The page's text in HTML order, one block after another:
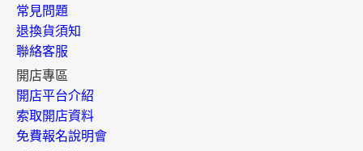
常見問題
退換貨須知
聯絡客服
開店專區
開店平台介紹
索取開店資料
免費報名說明會